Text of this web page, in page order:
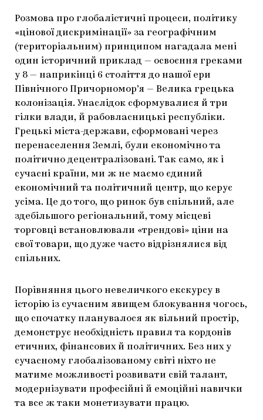
Розмова про глобалістичні процеси, політику
«цінової дискримінації» за географічним
(територіальним) принципом нагадала мені
один історичний приклад — освоєння греками
у 8 — наприкінці 6 століття до нашої ери
Північного Причорномор’я — Велика грецька
колонізація. Унаслідок сформувалися й три
гілки влади, й рабовласницькі республіки.
Грецькі міста-держави, сформовані через
перенаселення Землі, були економічно та
політично децентралізовані. Так само, як і
сучасні країни, ми ж не маємо єдиний
економічний та політичний центр, що керує
усіма. Це до того, що ринок був спільний, але
здебільшого регіональний, тому місцеві
торговці встановлювали «трендові» ціни на
свої товари, що дуже часто відрізнялися від
спільних.
Порівняння цього невеличкого екскурсу в
історію із сучасним явищем блокування чогось,
що спочатку планувалося як вільний простір,
демонструє необхідність правил та кордонів
етичних, фінансових й політичних. Без них у
сучасному глобалізованому світі ніхто не
матиме можливості розвивати свій талант,
модернізувати професійні й емоційні навички
та все ж таки монетизувати працю.